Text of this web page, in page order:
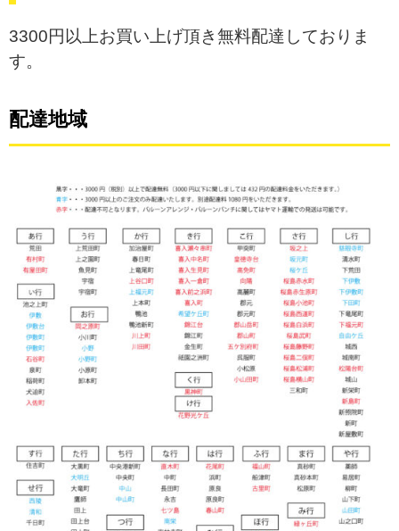
3300円以上お買い上げ頂き無料配達しておりま
す。
配達地域